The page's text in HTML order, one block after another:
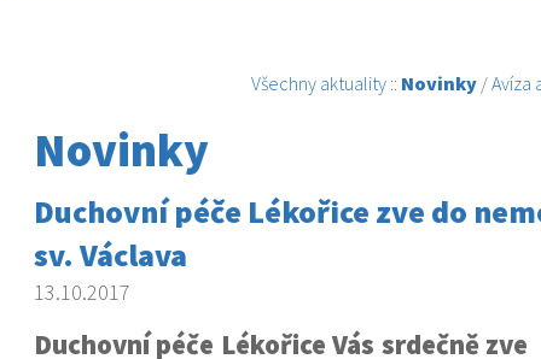
Všechny aktuality :: Novinky /Avíza
Novinky
Duchovní péče Lékořice zve do
sv. Václava
13.10.2017
Duchovní péče Lékořice Vás srdečně zve